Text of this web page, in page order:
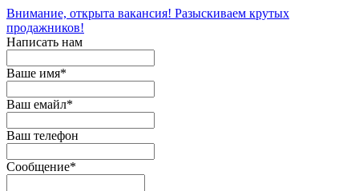
Внимание, открыта вакансия! Разыскиваем крутых
продажников!
Написать нам
Ваше имя*
Ваш емайл*
Ваш телефон
Сообщение*